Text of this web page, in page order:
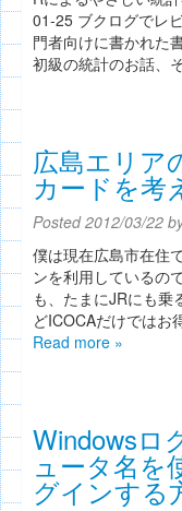
01-25 ブクログでレ
門者向けに書かれた
初級の統計のお話、
広島エリア
カードを考
Posted2012/03/22
僕は現在広島市在住
ンを利用しているの
も、たまにJRにも乗
どICOCAだけでは
Read more »
Windowsロ
ュータ名を
グインする